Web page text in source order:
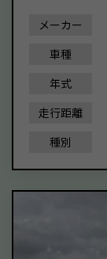
メーカー
車種
年式
走行距離
種別